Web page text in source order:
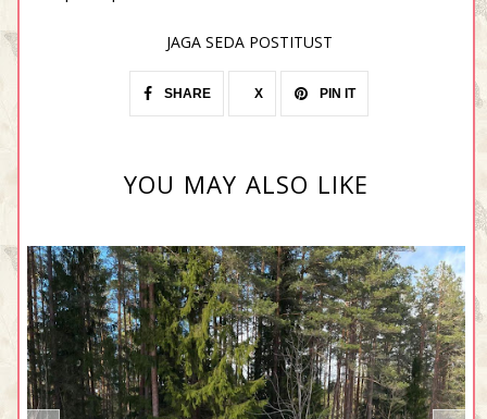
JAGA SEDA POSTITUST
SHARE X PIN IT
YOU MAY ALSO LIKE